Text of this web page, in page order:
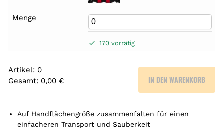
Menge
170 vorrätig
Artikel: 0
Gesamt: 0,00 €
r
IN DEN WARENKORB
Auf Handflächengröße zusammenfalten für einen
einfacheren Transport und Sauberkeit